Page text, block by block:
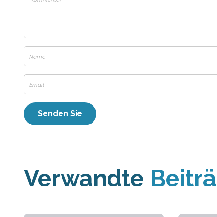
Verwandte